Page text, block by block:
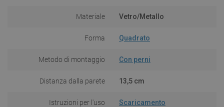
Materiale Vetro/Metallo
Forma Quadrato
Metodo di montaggio Con perni
Distanza dalla parete 13,5 cm
Istruzioni per l'uso Scaricamento